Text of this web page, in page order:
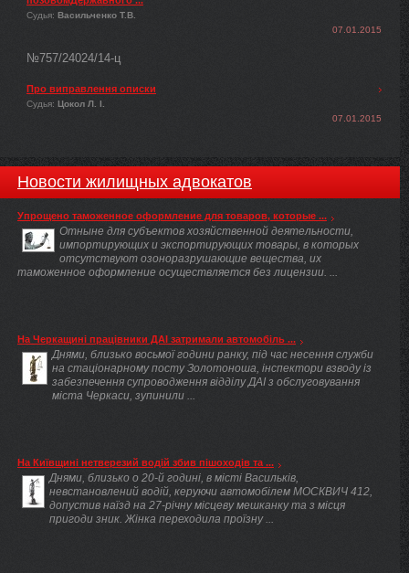
Судья: Васильченко Т.В.
07.01.2015
№757/24024/14-ц
Про виправлення описки
Судья: Цокол Л. І.
07.01.2015
Новости жилищных адвокатов
Упрощено таможенное оформление для товаров, которые ...
Отныне для субъектов хозяйственной деятельности,
импортирующих и экспортирующих товары, в которых
отсутствуют озоноразрушающие вещества, их
таможенное оформление осуществляется без лицензии. ...
На Черкащині працівники ДАІ затримали автомобіль ...
Днями, близько восьмої години ранку, під час несення служби
на стаціонарному посту Золотоноша, інспектори взводу із
забезпечення супроводження відділу ДАІ з обслуговування
міста Черкаси, зупинили ...
На Київщині нетверезий водій збив пішоходів та ...
Днями, близько о 20-й годині, в місті Васильків,
невстановлений водій, керуючи автомобілем МОСКВИЧ 412,
допустив наїзд на 27-річну місцеву мешканку та з місця
пригоди зник. Жінка переходила проїзну ...